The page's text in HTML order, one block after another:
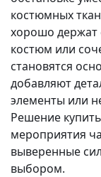
костюмных
хорошо держат
костюм или
становятся
добавляют
элементы или
Решение
мероприятия
выверенные
выбором.